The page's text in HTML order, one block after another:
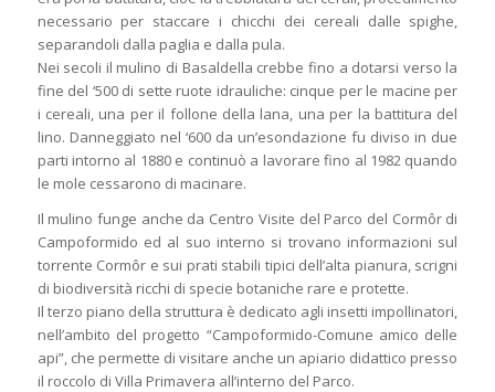
necessario per staccare i chicchi dei cereali dalle spighe,
separandoli dalla paglia e dalla pula.
Nei secoli il mulino di Basaldella crebbe fino a dotarsi verso la
fine del ‘500 di sette ruote idrauliche: cinque per le macine per
i cereali, una per il follone della lana, una per la battitura del
lino. Danneggiato nel ‘600 da un’esondazione fu diviso in due
parti intorno al 1880 e continuò a lavorare fino al 1982 quando
le mole cessarono di macinare.
Il mulino funge anche da Centro Visite del Parco del Cormôr di
Campoformido ed al suo interno si trovano informazioni sul
torrente Cormôr e sui prati stabili tipici dell’alta pianura, scrigni
di biodiversità ricchi di specie botaniche rare e protette.
Il terzo piano della struttura è dedicato agli insetti impollinatori,
nell’ambito del progetto “Campoformido-Comune amico delle
api”, che permette di visitare anche un apiario didattico presso
il roccolo di Villa Primavera all’interno del Parco.